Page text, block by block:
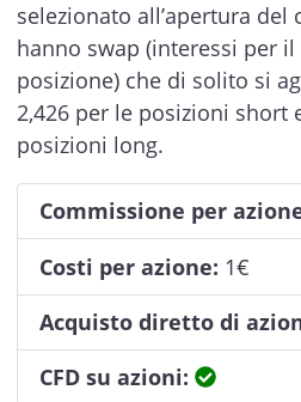
selezionato all’apertura del
hanno swap (interessi per
posizione) che di solito si
2,426 per le posizioni short
posizioni long.
Commissione per
Costi per azione: 1€
Acquisto diretto di
CFD su azioni:
Sì